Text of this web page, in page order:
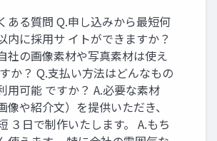
ある質問 Q.申し込みから最短何
内に採⽤サ イトができますか？
社の画像素材や写真素材は使え
か？ Q.⽀払い⽅法はどんなもの
⽤可能 ですか？ A.必要な素材
画像や紹介⽂）を提供いただき、
３⽇で制作いたします。 A.もち